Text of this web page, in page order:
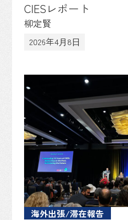
CIESレポート
柳定賢
2026年4⽉8⽇
海外出張/滞在報告